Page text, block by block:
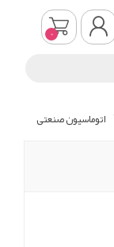
0
اتوماسیون صنعتی